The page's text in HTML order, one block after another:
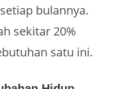
bulannya.
sekitar 20%
satu ini.